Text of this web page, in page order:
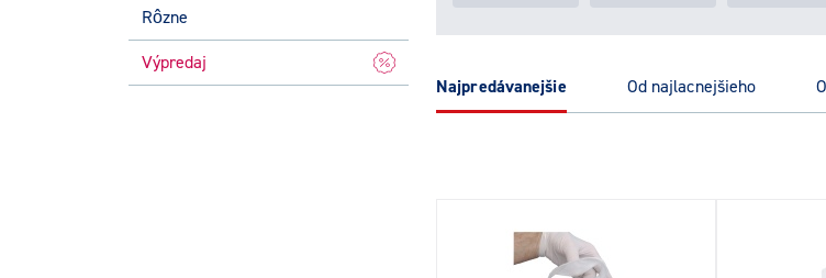
najpredávanejšie od najlacnejšieho
Rôzne
Výpredaj